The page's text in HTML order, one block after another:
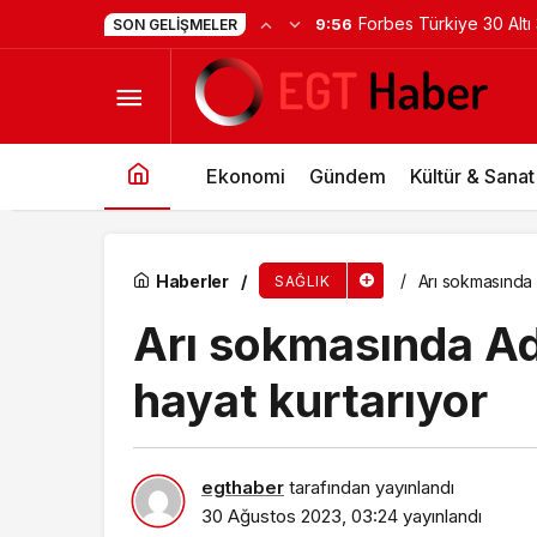
SON GELIŞMELER 9:56 Forbes Türkiye 30
girildi!
Ekonomi Gündem Kültür & Sanat
Haberler SAĞLIK Arı
Arı sokmasında
hayat kurtarıyor
egthaber tarafından yayınlandı
30 Ağustos 2023, 03:24 yayınlandı
Proteini sadece barlardan değil, gıdalardan